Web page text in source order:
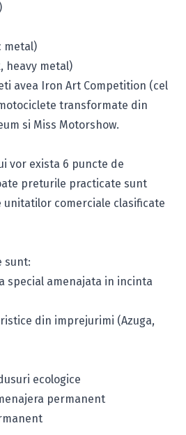
metal)
heavy metal)
avea Iron Art Competition (cel
transformate din
si Miss Motorshow.
vor exista 6 puncte de
preturile practicate sunt
unitatilor comerciale clasificate
sunt:
special amenajata in incinta
din imprejurimi (Azuga,
ecologice
permanent